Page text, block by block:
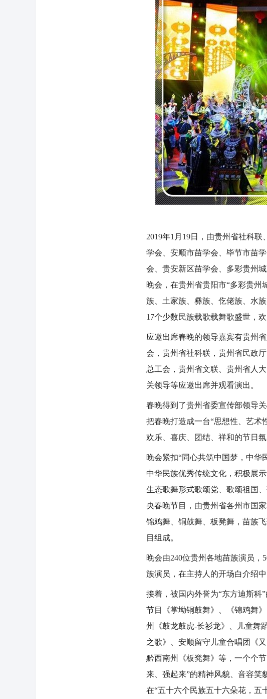
2019年1月19日，由贵州省社科
学会、安顺市苗学会、毕节市苗
会、贵安新区苗学会、多彩贵州
晚会，在贵州省贵阳市“多彩贵州
族、土家族、彝族、仡佬族、水
17个少数民族载歌载舞歌盛世，欢
应邀出席春晚的领导嘉宾有贵州
会，贵州省社科联，贵州省民政
总工会，贵州省文联、贵州省人
关领导等应邀出席并观看演出。
春晚得到了贵州省委宣传部领导
把春晚打造成一台“思想性、艺术
欢乐、喜庆、团结、祥和的节日氛
晚会紧扣“同心共筑中国梦，中华
中华民族优秀传统文化，积极展
生态歌舞形式歌颂党、歌颂祖国
央春晚节目，由贵州省各州市国
锦鸡舞、铜鼓舞、板凳舞，苗族
目组成。
晚会由240位贵州各地苗族演员
族演员，在主持人的开场白介绍
接着，被国内外誉为“东方迪斯科
节目《掌坳铜鼓舞》、《锦鸡舞
州《鼓龙鼓虎-长衫龙》、儿童舞
之歌》、安顺留守儿童合唱团《
黔西南州《板凳舞》等，一个个
来、强起来”的精神风貌、音容笑
在“五十六个民族五十六朵花，五